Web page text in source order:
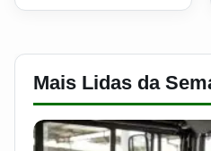
Mais Lidas da